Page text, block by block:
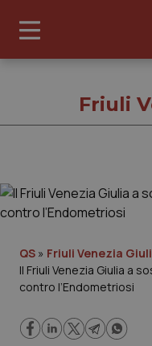
Governo e
Regioni e Asl
Friuli
QS » Friuli Venezia
Il Friuli Venezia Giulia a
contro l’Endometriosi